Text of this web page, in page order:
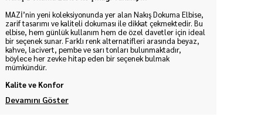
MAZİ’nin yeni koleksiyonunda yer alan Nakış Dokuma Elbise,
zarif tasarımı ve kaliteli dokuması ile dikkat çekmektedir. Bu
elbise, hem günlük kullanım hem de özel davetler için ideal
bir seçenek sunar. Farklı renk alternatifleri arasında beyaz,
kahve, lacivert, pembe ve sarı tonları bulunmaktadır,
böylece her zevke hitap eden bir seçenek bulmak
mümkündür.
Kalite ve Konfor
Devamını Göster